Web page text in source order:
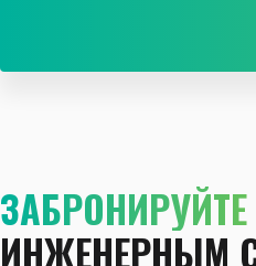
ИНЖЕНЕРНЫМ